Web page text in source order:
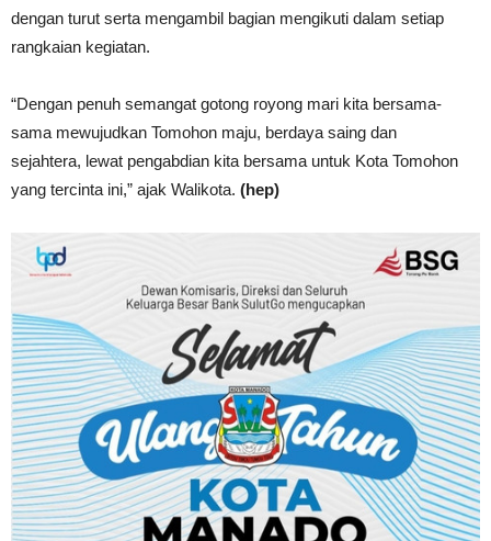
dengan turut serta mengambil bagian mengikuti dalam setiap
rangkaian kegiatan.
“Dengan penuh semangat gotong royong mari kita bersama-
sama mewujudkan Tomohon maju, berdaya saing dan
sejahtera, lewat pengabdian kita bersama untuk Kota Tomohon
yang tercinta ini,” ajak Walikota. (hep)